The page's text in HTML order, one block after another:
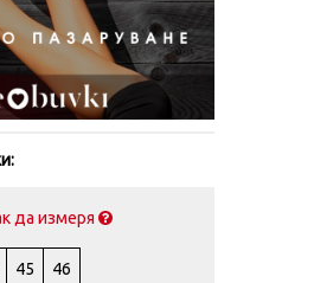
да измеря
45 46